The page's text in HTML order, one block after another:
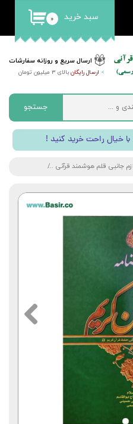
ارسال سریع و روزانه سفارشات
> ارسال رایگانبالای 3 میلیون تومان
۰ سبد خرید
جستجو
خیال راحت خرید کنید
جانبی قلم هوشمند قرآنی